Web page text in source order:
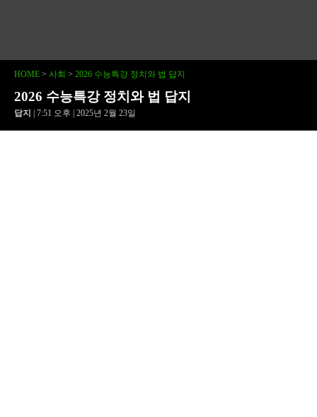
HOME > 사회 > 2026 수능특강 정치와 법 답지
2026 수능특강 정치와 법 답지
답지 | 7:51 오후 | 2025년 2월 23일